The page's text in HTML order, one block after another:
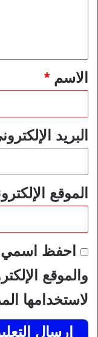
*الاسم*
البريد
الموقع
احفظ اسمي،
والموقع
لاستخدامها